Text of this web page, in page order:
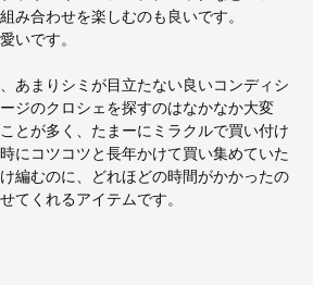
み合わせを楽しむのも良いです。
いです。
あまりシミが目立たない良いコンディシ
ジのクロシェを探すのはなかなか大変
とが多く、たまーにミラクルで買い付け
にコツコツと長年かけて買い集めていた
編むのに、どれほどの時間がかかったの
てくれるアイテムです。